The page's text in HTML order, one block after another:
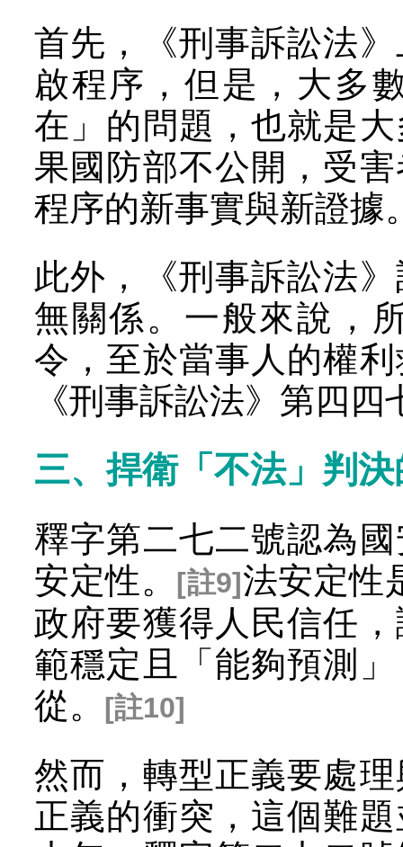
首先，《刑事訴訟法
啟程序，但是，大多
在」的問題，也就是
果國防部不公開，受
程序的新事實與新證據
此外，《刑事訴訟法
無關係。一般來說，
令，至於當事人的權
《刑事訴訟法》第四
三、捍衛「不法」判
釋字第二七二號認為
安定性。
[註9]法安定性
政府要獲得人民信任
範穩定且「能夠預測
從。
[註10]
然而，轉型正義要處
正義的衝突，這個難